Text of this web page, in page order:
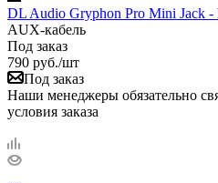
DL Audio Gryphon Pro Mini Jack
AUX-кабель
Под заказ
790 руб./шт
Под заказ
Наши менеджеры обязательно
условия заказа